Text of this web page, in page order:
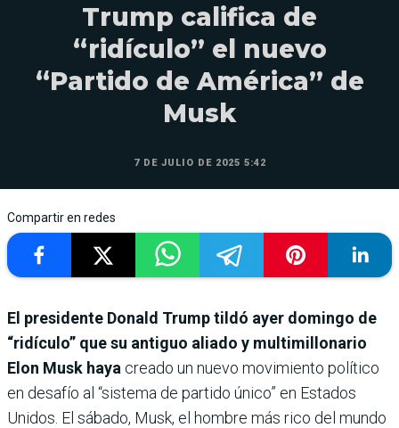
Trump califica de
“ridículo” el nuevo
“Partido de América” de
Musk
7 DE JULIO DE 2025 5:42
Compartir en redes
El presidente Donald Trump tildó ayer domingo de
“ridículo” que su antiguo aliado y multimillonario
Elon Musk haya creado un nuevo movimiento político
en desafío al “sistema de partido único” en Estados
Unidos. El sábado, Musk, el hombre más rico del mundo